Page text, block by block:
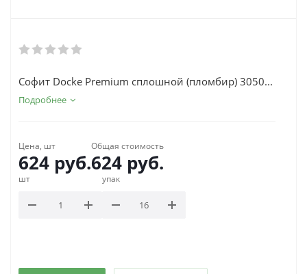
Софит Docke Premium сплошной (пломбир) 3050...
Подробнее
Цена, шт
624 руб.
Общая стоимость
624 руб.
шт упак